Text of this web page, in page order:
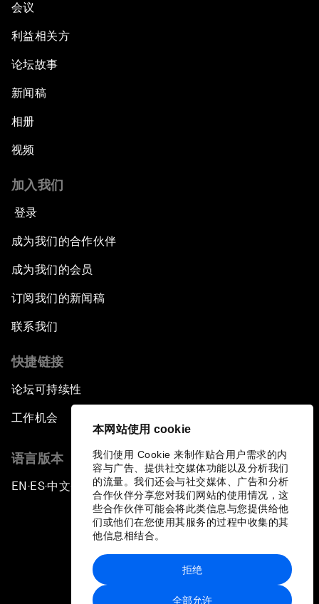
本网站使用 cookie
我们使用 Cookie 来制作贴合用户需求的内
容与广告、提供社交媒体功能以及分析我们
的流量。我们还会与社交媒体、广告和分析
合作伙伴分享您对我们网站的使用情况，这
些合作伙伴可能会将此类信息与您提供给他
们或他们在您使用其服务的过程中收集的其
他信息相结合。
全部允许
拒绝
会议
利益相关方
论坛故事
新闻稿
相册
视频
加入我们
登录
成为我们的合作伙伴
成为我们的会员
订阅我们的新闻稿
联系我们
快捷链接
论坛可持续性
工作机会
语言版本
EN ▪ES▪中文▪ 日本語